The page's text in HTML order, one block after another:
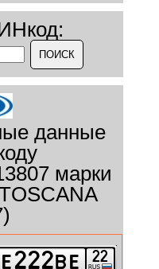
данные
марки